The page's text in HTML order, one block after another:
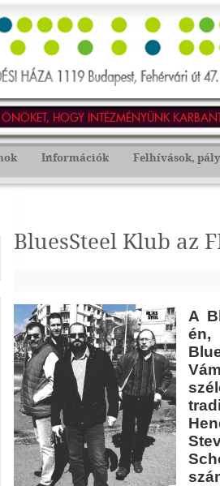
HOGY INTÉZMÉNYÜNK
Információk Felhívások,
BluesSteel Klub az
A
én,